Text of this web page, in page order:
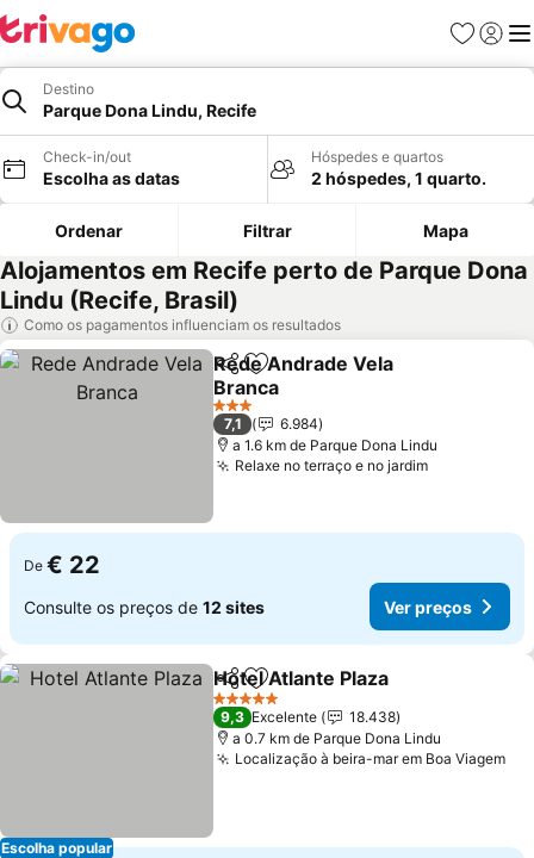
Favoritos
Iniciar
Destino
Parque Dona Lindu, Recife
Check-in/out
Escolha as datas
Hóspedes e quartos
2 hóspedes, 1 quarto.
Ordenar Filtrar Mapa
Alojamentos em Recife perto de Parque Dona
Lindu (Recife, Brasil)
Como os pagamentos influenciam os resultados
PartilharAdicionar aos favoritos
Rede Andrade Vela
Branca
Ver preços
3 Estrelas
7,1
6.984
a 1.6 km de Parque Dona Lindu
Relaxe no terraço e no jardimVer preços
De € 22
Consulte os preços de 12 sites Ver preços
Escolha popular
PartilharAdicionar aos favoritos
Hotel Atlante Plaza
5 Estrelas
9,3 Excelente
18.438
a 0.7 km de Parque Dona Lindu
Localização à beira-mar em Boa Viagem